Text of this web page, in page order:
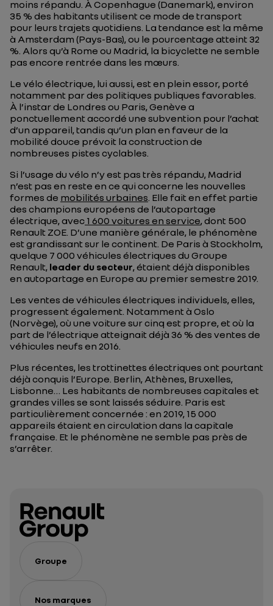
moins répandu. À Copenhague (Danemark), environ
35 % des habitants utilisent ce mode de transport
pour leurs trajets quotidiens. La tendance est la même
à Amsterdam (Pays-Bas), ou le pourcentage atteint 32
%. Alors qu’à Rome ou Madrid, la bicyclette ne semble
pas encore rentrée dans les mœurs.
Le vélo électrique, lui aussi, est en plein essor, porté
notamment par des politiques publiques favorables.
À l’instar de Londres ou Paris, Genève a
ponctuellement accordé une subvention pour l’achat
d’un appareil, tandis qu’un plan en faveur de la
mobilité douce prévoit la construction de
nombreuses pistes cyclables.
Si l’usage du vélo n’y est pas très répandu, Madrid
n’est pas en reste en ce qui concerne les nouvelles
formes de mobilités urbaines. Elle fait en effet partie
des champions européens de l’autopartage
électrique, avec 1 600 voitures en service, dont 500
Renault ZOE. D’une manière générale, le phénomène
est grandissant sur le continent. De Paris à Stockholm,
quelque 7 000 véhicules électriques du Groupe
Renault, leader du secteur, étaient déjà disponibles
en autopartage en Europe au premier semestre 2019.
Les ventes de véhicules électriques individuels, elles,
progressent également. Notamment à Oslo
(Norvège), où une voiture sur cinq est propre, et où la
part de l’électrique atteignait déjà 36 % des ventes de
véhicules neufs en 2016.
Plus récentes, les trottinettes électriques ont pourtant
déjà conquis l’Europe. Berlin, Athènes, Bruxelles,
Lisbonne… Les habitants de nombreuses capitales et
grandes villes se sont laissés séduire. Paris est
particulièrement concernée : en 2019, 15 000
appareils étaient en circulation dans la capitale
française. Et le phénomène ne semble pas près de
s’arrêter.
Groupe
Nos marques